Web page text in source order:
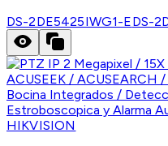
DS-2DE5425IWG1-EDS-
HIKVISION